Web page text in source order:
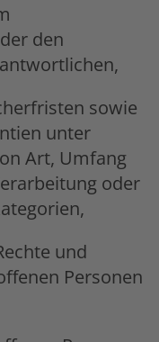
den
sowie
unter
Art, Umfang
oder
und
Personen